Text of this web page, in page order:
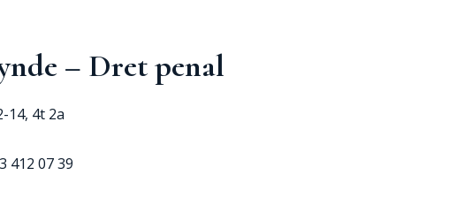
– Dret penal
14, 4t 2a
412 07 39